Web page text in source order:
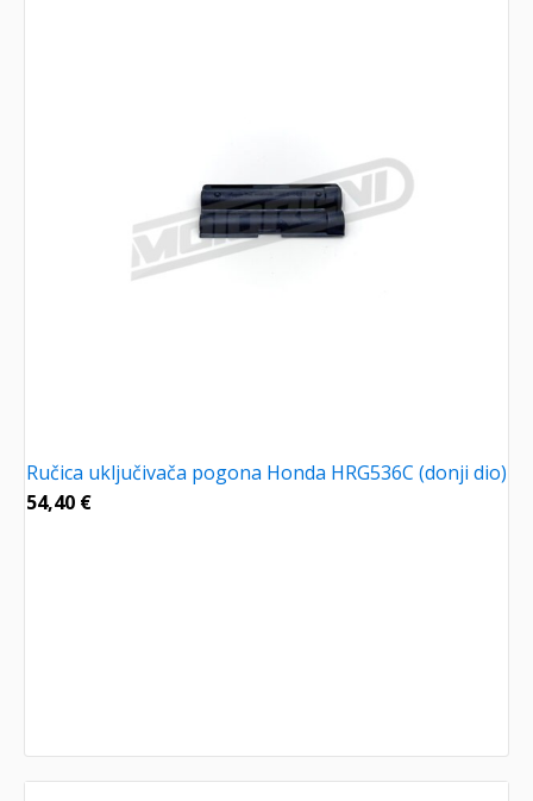
Ručica uključivača pogona Honda HRG536C (donji dio)
54,40 €